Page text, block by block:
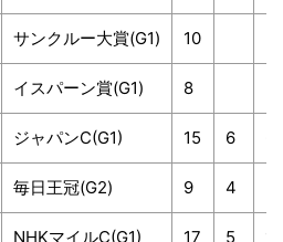
サンクルー大賞(G1) 10
イスパーン賞(G1) 8
ジャパンC(G1) 15 6
毎日王冠(G2) 9 4
NHKマイルC(G1) 17 5